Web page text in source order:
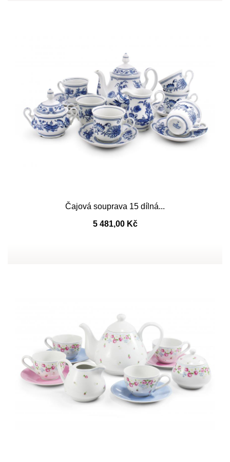
Čajová souprava 15 dílná...
5 481,00 Kč